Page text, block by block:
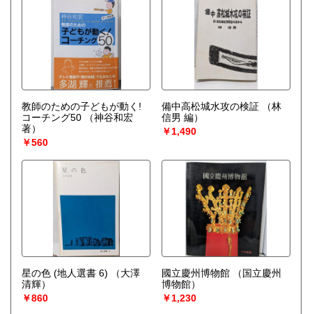
教師のための子どもが動く!
コーチング50
（神谷和宏
著）
￥560
備中高松城水攻の検証
（林
信男 編）
￥1,490
星の色 (地人選書 6)
（大澤
清輝）
￥860
國立慶州博物館
（国立慶州
博物館）
￥1,230